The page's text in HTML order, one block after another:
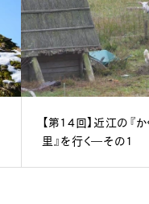
【第14回】近江の『
里』を行く―その1